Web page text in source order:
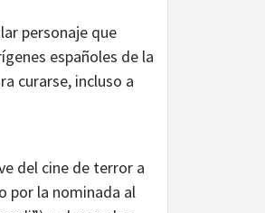
personaje que
españoles de la
curarse, incluso a
del cine de terror a
por la nominada al